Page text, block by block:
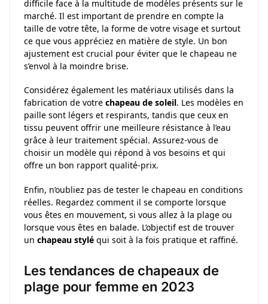
difficile face à la multitude de modèles présents sur le
marché. Il est important de prendre en compte la
taille de votre tête, la forme de votre visage et surtout
ce que vous appréciez en matière de style. Un bon
ajustement est crucial pour éviter que le chapeau ne
s’envol à la moindre brise.
Considérez également les matériaux utilisés dans la
fabrication de votre chapeau de soleil. Les modèles en
paille sont légers et respirants, tandis que ceux en
tissu peuvent offrir une meilleure résistance à l’eau
grâce à leur traitement spécial. Assurez-vous de
choisir un modèle qui répond à vos besoins et qui
offre un bon rapport qualité-prix.
Enfin, n’oubliez pas de tester le chapeau en conditions
réelles. Regardez comment il se comporte lorsque
vous êtes en mouvement, si vous allez à la plage ou
lorsque vous êtes en balade. L’objectif est de trouver
un chapeau stylé qui soit à la fois pratique et raffiné.
Les tendances de chapeaux de
plage pour femme en 2023